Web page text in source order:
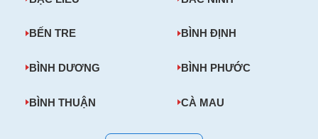
BẾN TRE BÌNH ĐỊNH
BÌNH DƯƠNG BÌNH PHƯỚC
BÌNH THUẬN CÀ MAU